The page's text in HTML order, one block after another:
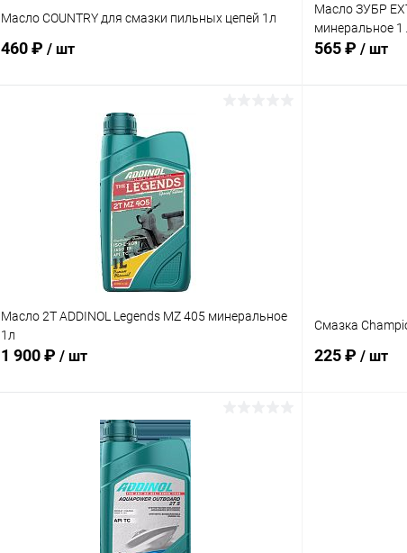
Масло COUNTRY для смазки пильных цепей 1л
460 ₽ / шт
В корзину
В наличии
Масло ЗУБР
минеральное 1
565 ₽ / шт
Масло 2Т ADDINOL Legends MZ 405 минеральное
1л
1 900 ₽ / шт
В корзину
В наличии
Смазка
225 ₽ / шт